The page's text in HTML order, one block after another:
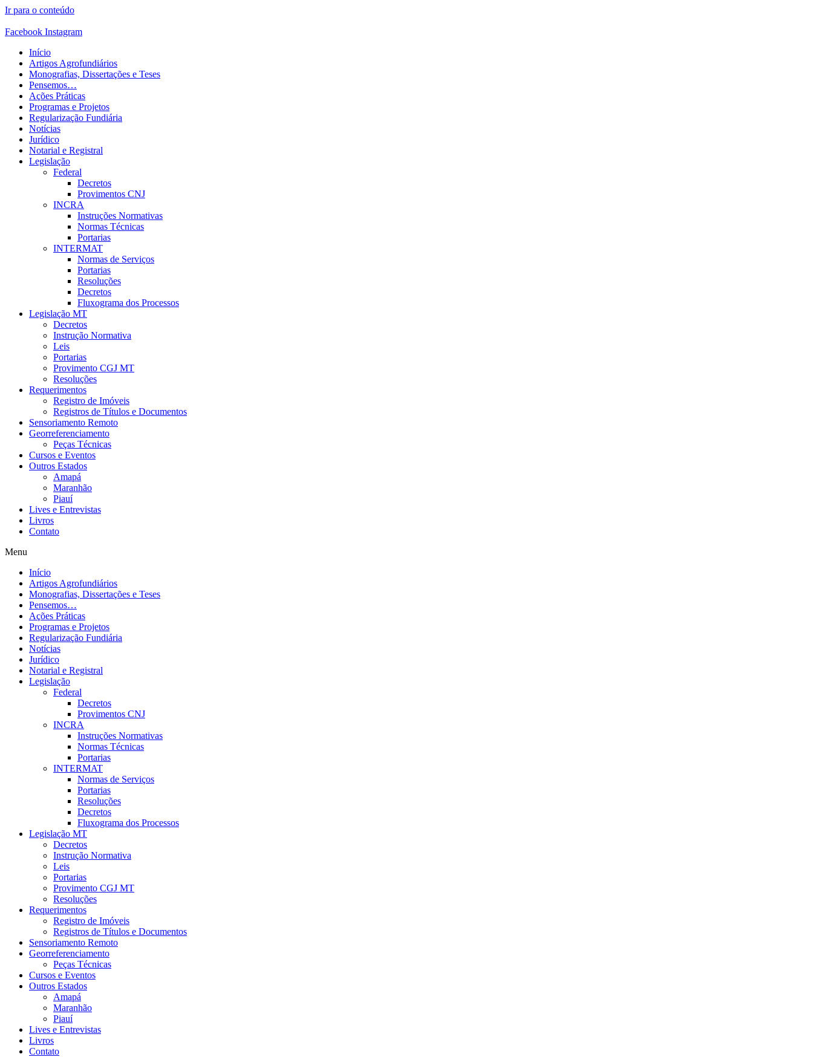
Ir para o conteúdo
Facebook Instagram
Início
Artigos Agrofundiários
Monografias, Dissertações e Teses
Pensemos…
Ações Práticas
Programas e Projetos
Regularização Fundiária
Notícias
Jurídico
Notarial e Registral
Legislação
Federal
Decretos
Provimentos CNJ
INCRA
Instruções Normativas
Normas Técnicas
Portarias
INTERMAT
Normas de Serviços
Portarias
Resoluções
Decretos
Fluxograma dos Processos
Legislação MT
Decretos
Instrução Normativa
Leis
Portarias
Provimento CGJ MT
Resoluções
Requerimentos
Registro de Imóveis
Registros de Títulos e Documentos
Sensoriamento Remoto
Georreferenciamento
Peças Técnicas
Cursos e Eventos
Outros Estados
Amapá
Maranhão
Piauí
Lives e Entrevistas
Livros
Contato
Menu
Início
Artigos Agrofundiários
Monografias, Dissertações e Teses
Pensemos…
Ações Práticas
Programas e Projetos
Regularização Fundiária
Notícias
Jurídico
Notarial e Registral
Legislação
Federal
Decretos
Provimentos CNJ
INCRA
Instruções Normativas
Normas Técnicas
Portarias
INTERMAT
Normas de Serviços
Portarias
Resoluções
Decretos
Fluxograma dos Processos
Legislação MT
Decretos
Instrução Normativa
Leis
Portarias
Provimento CGJ MT
Resoluções
Requerimentos
Registro de Imóveis
Registros de Títulos e Documentos
Sensoriamento Remoto
Georreferenciamento
Peças Técnicas
Cursos e Eventos
Outros Estados
Amapá
Maranhão
Piauí
Lives e Entrevistas
Livros
Contato